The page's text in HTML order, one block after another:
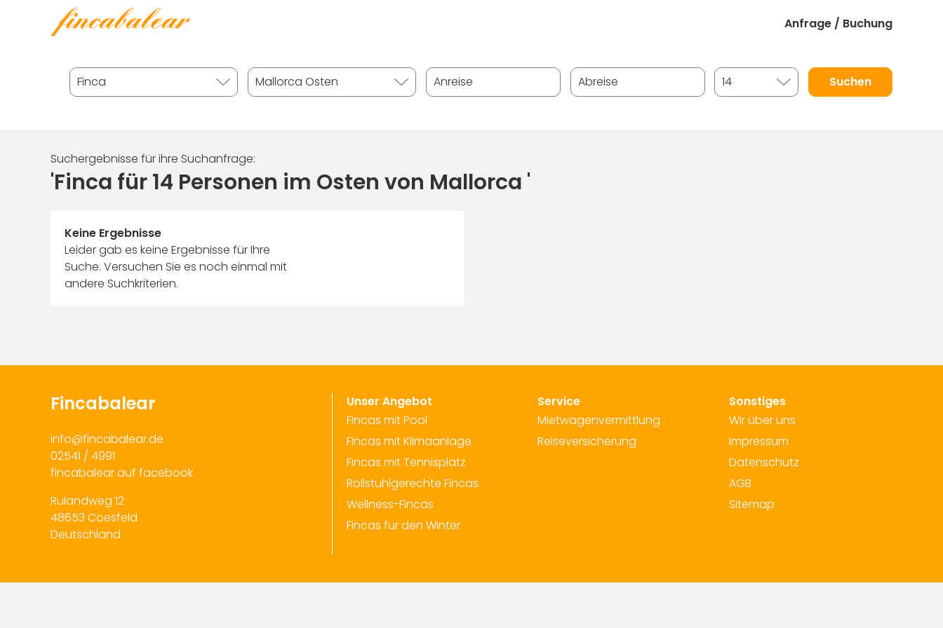
Anfrage / Buchung
Suchergebnisse für ihre Suchanfrage:
'Finca für 14 Personen im Osten von Mallorca '
Keine Ergebnisse
Leider gab es keine Ergebnisse für Ihre
Suche. Versuchen Sie es noch einmal mit
andere Suchkriterien.
Fincabalear
info@fincabalear.de
02541 / 4991
fincabalear auf facebook
Rulandweg 12
48653 Coesfeld
Deutschland
Unser Angebot
Fincas mit Pool
Fincas mit Klimaanlage
Fincas mit Tennisplatz
Rollstuhlgerechte Fincas
Wellness-Fincas
Fincas für den Winter
Service
Mietwagenvermittlung
Reiseversicherung
Sonstiges
Wir über uns
Impressum
Datenschutz
AGB
Sitemap